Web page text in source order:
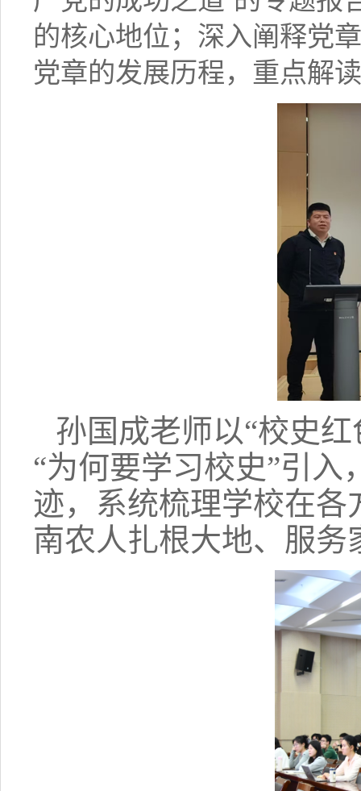
的核心地位；深入阐释党
党章的发展历程，重点解
孙国成老师以“校史
“为何要学习校史”引
迹，系统梳理学校在
南农人扎根大地、服务